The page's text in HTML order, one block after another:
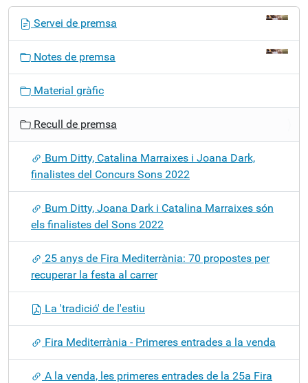
ó
Servei de premsa
Notes de premsa
Material gràfic
Recull de premsa
Bum Ditty, Catalina Marraixes i Joana Dark,
finalistes del Concurs Sons 2022
Bum Ditty, Joana Dark i Catalina Marraixes són
els finalistes del Sons 2022
25 anys de Fira Mediterrània: 70 propostes per
recuperar la festa al carrer
La 'tradició' de l'estiu
Fira Mediterrània - Primeres entrades a la venda
A la venda, les primeres entrades de la 25a Fira